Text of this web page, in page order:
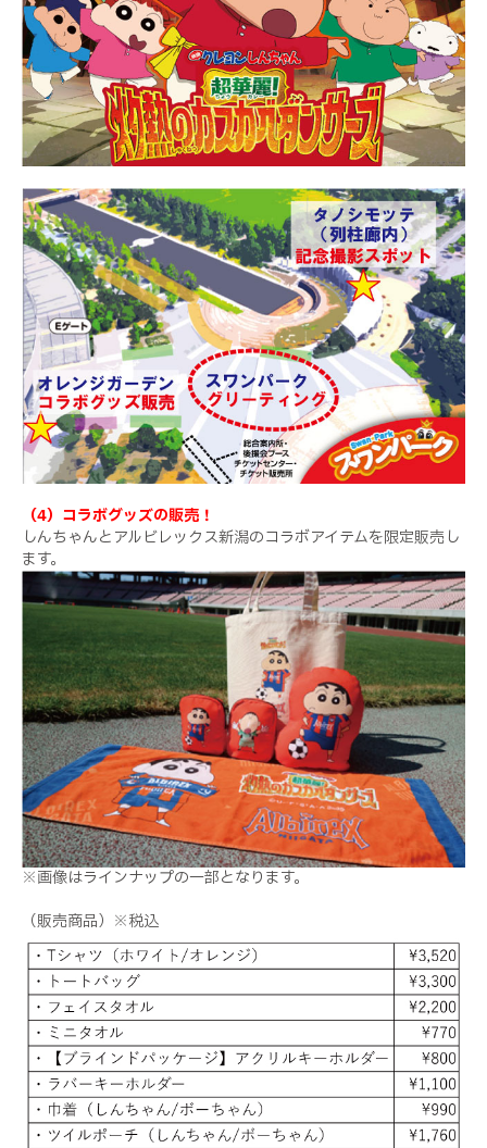
（4）コラボグッズの販売！
しんちゃんとアルビレックス新潟のコラボアイテムを限定販売し
ます。
※画像はラインナップの一部となります。
（販売商品）※税込